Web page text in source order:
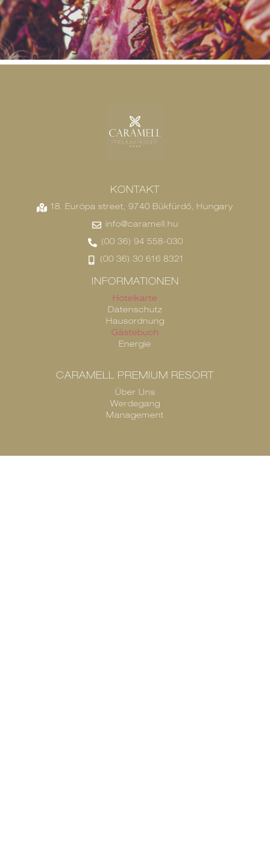
KONTAKT
18. Európa street, 9740 Bükfürdő, Hungary
info@caramell.hu
(00 36) 94 558-030
(00 36) 30 616 8321
INFORMATIONEN
Hotelkarte
Datenschutz
Hausordnung
Gästebuch
Energie
CARAMELL PREMIUM RESORT
Über Uns
Werdegang
Management